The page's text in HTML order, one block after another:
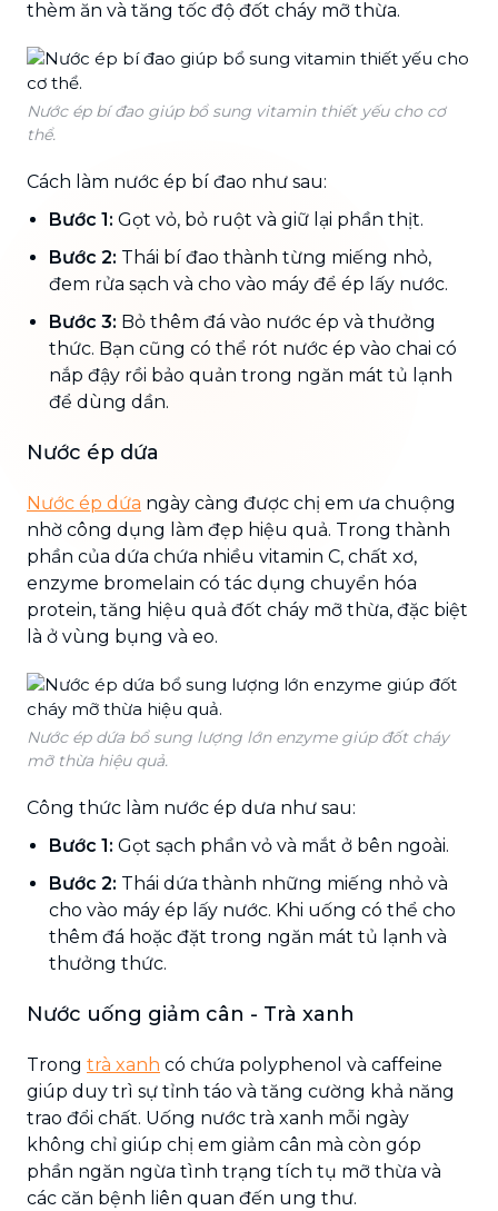
thèm ăn và tăng tốc độ đốt cháy mỡ thừa.
Nước ép bí đao giúp bổ sung vitamin thiết yếu cho cơ
thể.
Cách làm nước ép bí đao như sau:
Bước 1: Gọt vỏ, bỏ ruột và giữ lại phần thịt.
Bước 2: Thái bí đao thành từng miếng nhỏ,
đem rửa sạch và cho vào máy để ép lấy nước.
Bước 3: Bỏ thêm đá vào nước ép và thưởng
thức. Bạn cũng có thể rót nước ép vào chai có
nắp đậy rồi bảo quản trong ngăn mát tủ lạnh
để dùng dần.
Nước ép dứa
Nước ép dứa ngày càng được chị em ưa chuộng
nhờ công dụng làm đẹp hiệu quả. Trong thành
phần của dứa chứa nhiều vitamin C, chất xơ,
enzyme bromelain có tác dụng chuyển hóa
protein, tăng hiệu quả đốt cháy mỡ thừa, đặc biệt
là ở vùng bụng và eo.
Nước ép dứa bổ sung lượng lớn enzyme giúp đốt cháy
mỡ thừa hiệu quả.
Công thức làm nước ép dưa như sau:
Bước 1: Gọt sạch phần vỏ và mắt ở bên ngoài.
Bước 2: Thái dứa thành những miếng nhỏ và
cho vào máy ép lấy nước. Khi uống có thể cho
thêm đá hoặc đặt trong ngăn mát tủ lạnh và
thưởng thức.
Nước uống giảm cân - Trà xanh
Trong trà xanh có chứa polyphenol và caffeine
giúp duy trì sự tỉnh táo và tăng cường khả năng
trao đổi chất. Uống nước trà xanh mỗi ngày
không chỉ giúp chị em giảm cân mà còn góp
phần ngăn ngừa tình trạng tích tụ mỡ thừa và
các căn bệnh liên quan đến ung thư.